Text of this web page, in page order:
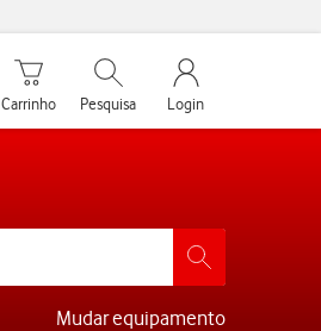
Carrinho de compras
Carrinho
Pesquisar
Pesquisa
My Vodafone
Login
Mudar equipamento